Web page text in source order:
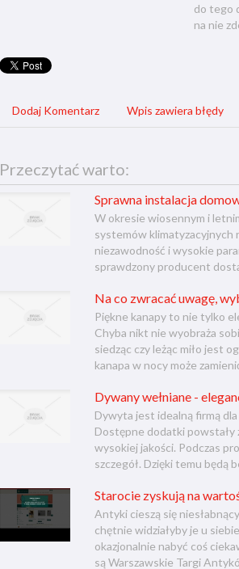
do tego
na nie
Dodaj Komentarz Wpis zawiera błędy
Przeczytać warto:
Sprawna instalacja
W okresie wiosennym i
systemów klimatyzacyjnych
niezawodność i wysokie
sprawdzony producent
Na co zwracać uwagę,
Piękne kanapy to nie tylko
Chyba nikt nie wyobraża
siedząc czy leżąc miło jest
kanapa w nocy może
Dywany wełniane -
Dywyta jest idealną firmą
Dostępne dodatki powstały
wysokiej jakości. Podczas
szczegół. Dzięki temu będą
Starocie zyskują na
Antyki cieszą się
chętnie widziałyby je u
okazjonalnie nabyć coś
są Warszawskie Targi